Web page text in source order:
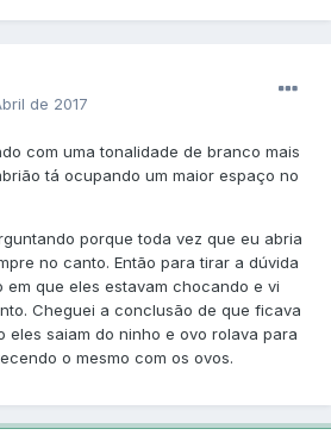
de 2017
com uma tonalidade de branco mais
tá ocupando um maior espaço no
porque toda vez que eu abria
no canto. Então para tirar a dúvida
em que eles estavam chocando e vi
Cheguei a conclusão de que ficava
eles saiam do ninho e ovo rolava para
o mesmo com os ovos.